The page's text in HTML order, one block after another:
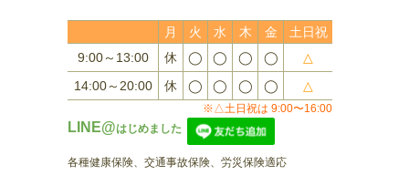
月 火 水 木 金
土日祝
9:00～13:00
休 ◯ ◯ ◯ ◯
△
14:00～20:00
休 ◯ ◯ ◯ ◯ △
※△土日祝は 9:00〜16:00
LINE@はじめました
各種健康保険、交通事故保険、労災保険適応